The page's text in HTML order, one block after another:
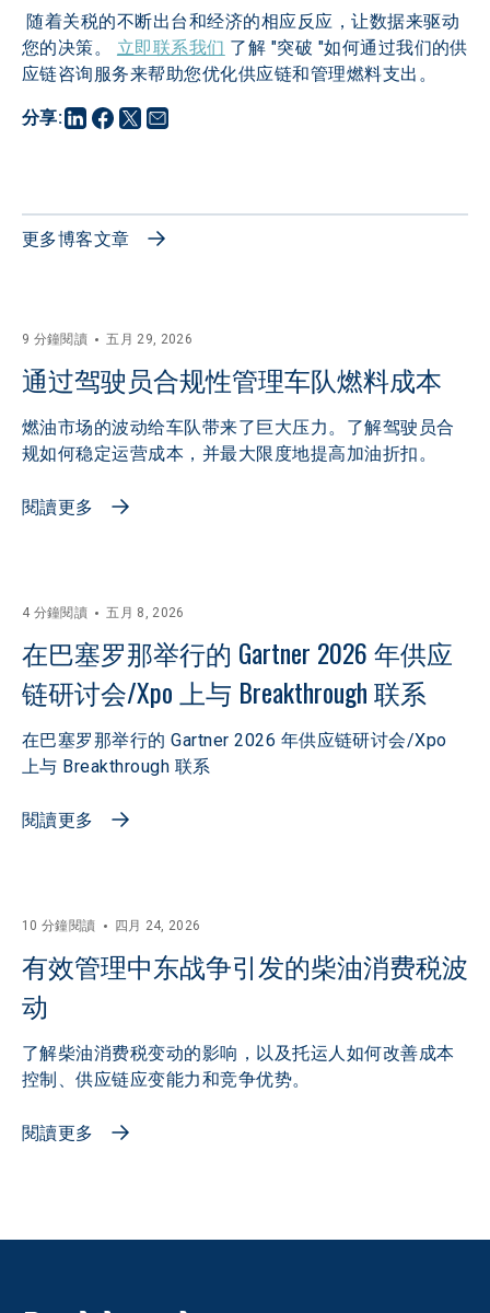
分享:
随着关税的不断出台和经济的相应反应，让数据来驱动
您的决策。 立即联系我们 了解 "突破 "如何通过我们的供
应链咨询服务来帮助您优化供应链和管理燃料支出。
更多博客文章
9 分鐘閱讀 五月 29, 2026
通过驾驶员合规性管理车队燃料成本
燃油市场的波动给车队带来了巨大压力。了解驾驶员合
规如何稳定运营成本，并最大限度地提高加油折扣。
閱讀更多
4 分鐘閱讀 五月 8, 2026
在巴塞罗那举行的 Gartner 2026 年供应
链研讨会/Xpo 上与 Breakthrough 联系
在巴塞罗那举行的 Gartner 2026 年供应链研讨会/Xpo
上与 Breakthrough 联系
閱讀更多
10 分鐘閱讀 四月 24, 2026
有效管理中东战争引发的柴油消费税波
动
了解柴油消费税变动的影响，以及托运人如何改善成本
控制、供应链应变能力和竞争优势。
閱讀更多